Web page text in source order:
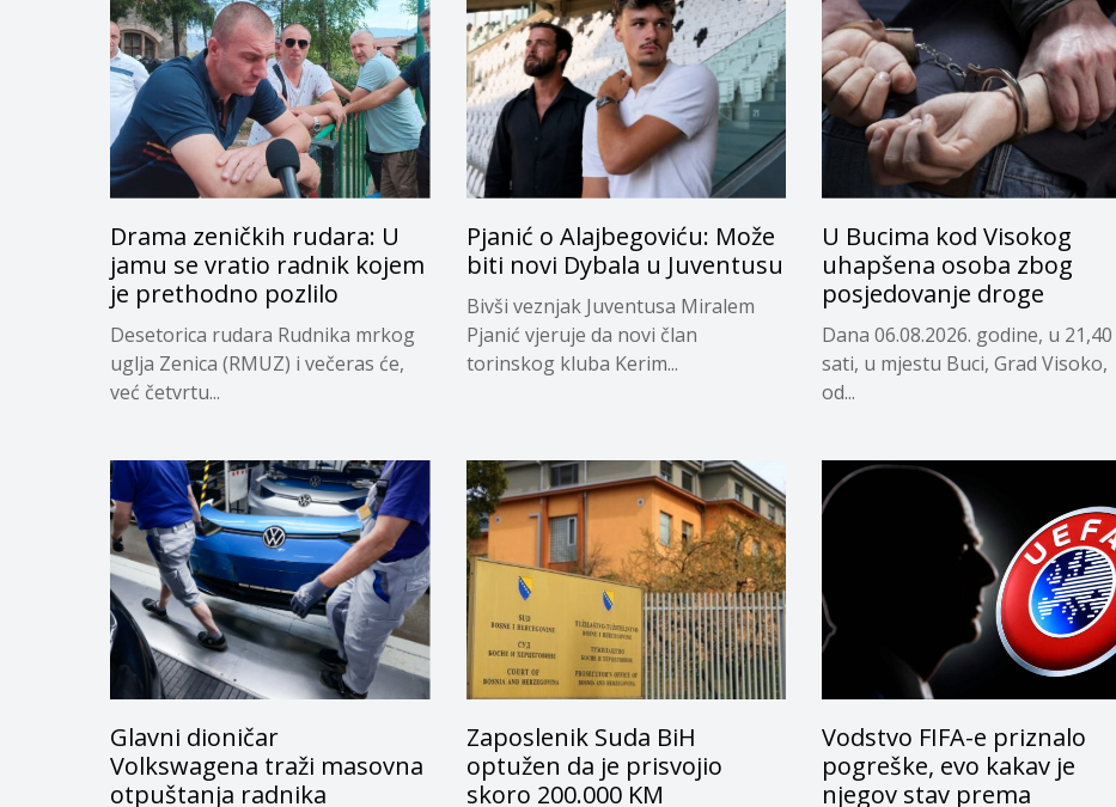
Drama zeničkih rudara: U
jamu se vratio radnik kojem
je prethodno pozlilo
Desetorica rudara Rudnika mrkog
uglja Zenica (RMUZ) i večeras će,
već četvrtu...
Pjanić o Alajbegoviću: Može
biti novi Dybala u Juventusu
Bivši veznjak Juventusa Miralem
Pjanić vjeruje da novi član
torinskog kluba Kerim...
U Bucima kod Visokog
uhapšena osoba zbog
posjedovanje droge
Dana 06.08.2026. godine, u 21,40
sati, u mjestu Buci, Grad Visoko,
od...
Glavni dioničar
Volkswagena traži masovna
otpuštanja radnika
Zaposlenik Suda BiH
optužen da je prisvojio
skoro 200.000 KM
Vodstvo FIFA-e priznalo
pogreške, evo kakav je
njegov stav prema